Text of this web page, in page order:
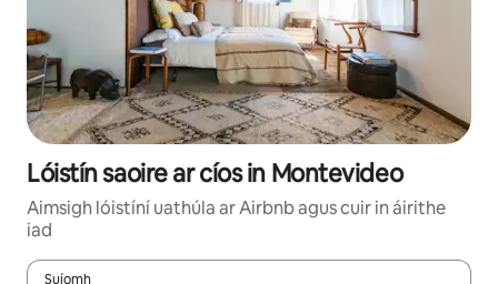
Lóistín saoire ar cíos in Montevideo
Aimsigh lóistíní uathúla ar Airbnb agus cuir in áirithe
iad
Suíomh